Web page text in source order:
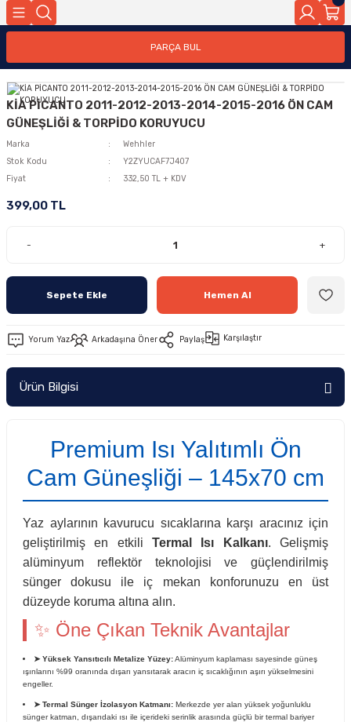
PARÇA BUL
KİA PİCANTO 2011-2012-2013-2014-2015-2016 ÖN CAM
GÜNEŞLİĞİ & TORPİDO KORUYUCU
Marka
Wehhler
Stok Kodu
Y2ZYUCAF7J407
Fiyat
332,50 TL + KDV
399,00 TL
- +
Sepete Ekle Hemen Al
Yorum Yaz Arkadaşına Öner Paylaş Karşılaştır
Ürün Bilgisi
Premium Isı Yalıtımlı Ön
Cam Güneşliği – 145x70 cm
Yaz aylarının kavurucu sıcaklarına karşı aracınız için
geliştirilmiş en etkili Termal Isı Kalkanı. Gelişmiş
alüminyum reflektör teknolojisi ve güçlendirilmiş
sünger dokusu ile iç mekan konforunuzu en üst
düzeyde koruma altına alın.
✨ Öne Çıkan Teknik Avantajlar
➤ Yüksek Yansıtıcılı Metalize Yüzey:Alüminyum kaplaması sayesinde güneş
ışınlarını %99 oranında dışarı yansıtarak aracın iç sıcaklığının aşırı yükselmesini
engeller.
➤ Termal Sünger İzolasyon Katmanı: Merkezde yer alan yüksek yoğunluklu
sünger katman, dışarıdaki ısı ile içerideki serinlik arasında güçlü bir termal bariyer